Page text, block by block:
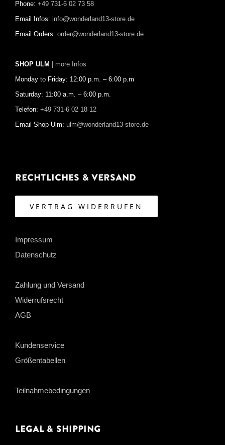
Phone: +49 731-6 02 73 58
Email Infos: info@wonderland13-store.de
Email Orders: order@wonderland13-store.de
SHOP ULM | more Infos
Monday to Friday: 12:00 p.m. – 6:00 p.m
Saturday: 11:00 a.m. – 6:00 p.m.
Telefon: +49 731-6 02 18 12
Email Shop Ulm: ulm@wonderland13-store.de
Rechtliches & Versand
VERTRAG WIDERRUFEN
Impressum
Datenschutz
Zahlung und Versand
Widerrufsrecht
AGB
Kundenservice
Größentabellen
Teilnahmebedingungen
Legal & Shipping